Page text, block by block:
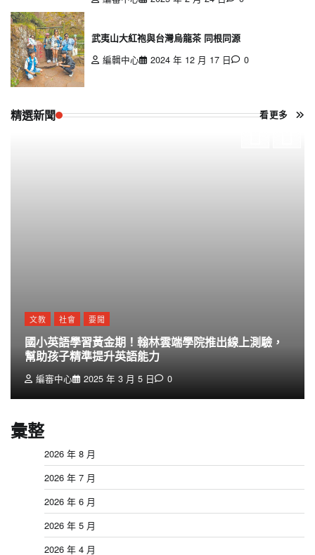
武夷山大紅袍與台灣烏龍茶 同根同源
編輯中心
2024 年 12 月 17 日 0
精選新聞 看更多
文教 社會 要聞
國小英語學習黃金期！翰林雲端學院推出線上測驗，
幫助孩子精準提升英語能力
編審中心 2025 年 3 月 5 日 0
彙整
2026 年 8 月
2026 年 7 月
2026 年 6 月
2026 年 5 月
2026 年 4 月